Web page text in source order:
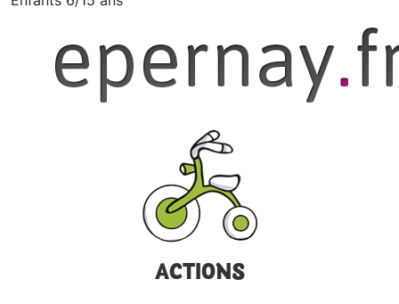
ACTIONS